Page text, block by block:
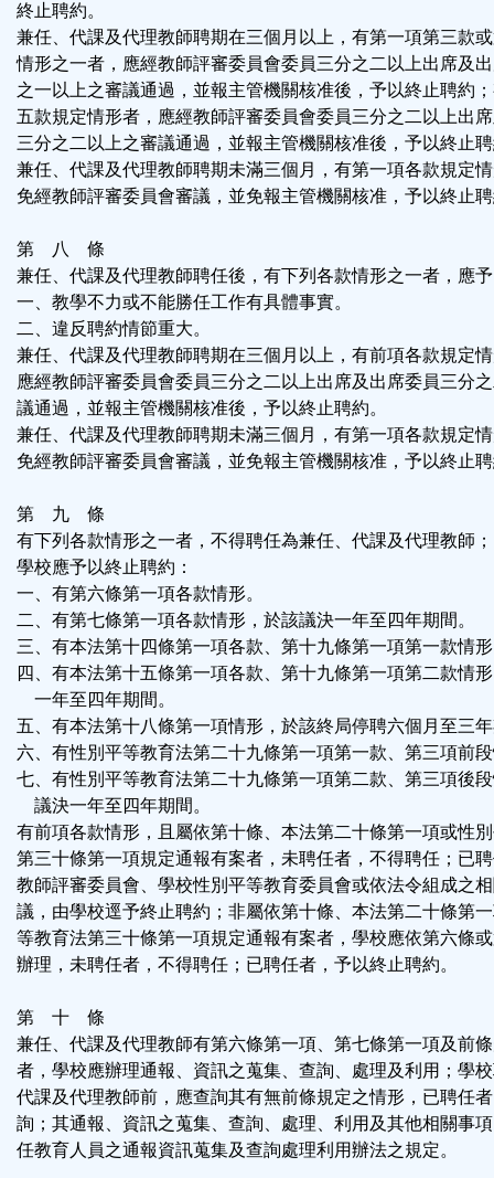
終止聘約。
兼任、代課及代理教師聘期在三個月以上，有第一項第三款
情形之一者，應經教師評審委員會委員三分之二以上出席及
之一以上之審議通過，並報主管機關核准後，予以終止聘約
五款規定情形者，應經教師評審委員會委員三分之二以上出
三分之二以上之審議通過，並報主管機關核准後，予以終止
兼任、代課及代理教師聘期未滿三個月，有第一項各款規定
免經教師評審委員會審議，並免報主管機關核准，予以終止
第 八 條
兼任、代課及代理教師聘任後，有下列各款情形之一者，應
一、教學不力或不能勝任工作有具體事實。
二、違反聘約情節重大。
兼任、代課及代理教師聘期在三個月以上，有前項各款規定
應經教師評審委員會委員三分之二以上出席及出席委員三分
議通過，並報主管機關核准後，予以終止聘約。
兼任、代課及代理教師聘期未滿三個月，有第一項各款規定
免經教師評審委員會審議，並免報主管機關核准，予以終止
第 九 條
有下列各款情形之一者，不得聘任為兼任、代課及代理教師
學校應予以終止聘約：
一、有第六條第一項各款情形。
二、有第七條第一項各款情形，於該議決一年至四年期間。
三、有本法第十四條第一項各款、第十九條第一項第一款情
四、有本法第十五條第一項各款、第十九條第一項第二款情
一年至四年期間。
五、有本法第十八條第一項情形，於該終局停聘六個月至三
六、有性別平等教育法第二十九條第一項第一款、第三項前
七、有性別平等教育法第二十九條第一項第二款、第三項後
議決一年至四年期間。
有前項各款情形，且屬依第十條、本法第二十條第一項或性
第三十條第一項規定通報有案者，未聘任者，不得聘任；已
教師評審委員會、學校性別平等教育委員會或依法令組成之
議，由學校逕予終止聘約；非屬依第十條、本法第二十條第
等教育法第三十條第一項規定通報有案者，學校應依第六條
辦理，未聘任者，不得聘任；已聘任者，予以終止聘約。
第 十 條
兼任、代課及代理教師有第六條第一項、第七條第一項及前
者，學校應辦理通報、資訊之蒐集、查詢、處理及利用；學
代課及代理教師前，應查詢其有無前條規定之情形，已聘任
詢；其通報、資訊之蒐集、查詢、處理、利用及其他相關事
任教育人員之通報資訊蒐集及查詢處理利用辦法之規定。